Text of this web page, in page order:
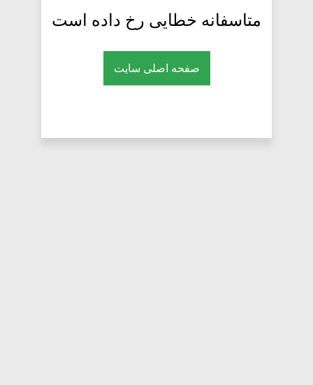
متاسفانه خطایی رخ داده است
صفحه اصلی سایت